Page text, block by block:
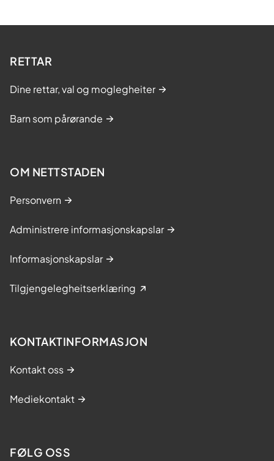
RETTAR
Dine rettar, val og moglegheiter
Barn som pårørande
OM NETTSTADEN
Personvern
Administrere informasjonskapslar
Informasjonskapslar
Tilgjengelegheitserklæring
KONTAKTINFORMASJON
Kontakt oss
Mediekontakt
FØLG OSS